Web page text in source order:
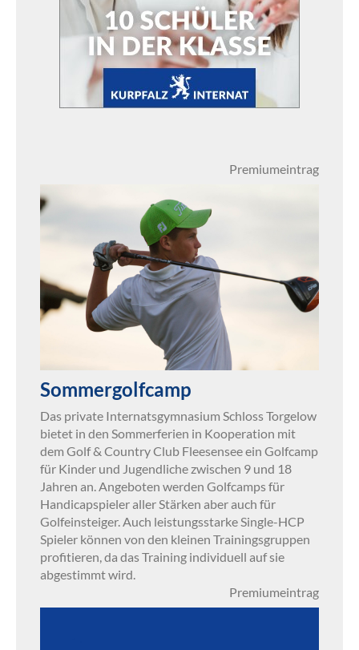
Premiumeintrag
Sommergolfcamp
Das private Internatsgymnasium Schloss Torgelow
bietet in den Sommerferien in Kooperation mit
dem Golf & Country Club Fleesensee ein Golfcamp
für Kinder und Jugendliche zwischen 9 und 18
Jahren an. Angeboten werden Golfcamps für
Handicapspieler aller Stärken aber auch für
Golfeinsteiger. Auch leistungsstarke Single-HCP
Spieler können von den kleinen Trainingsgruppen
profitieren, da das Training individuell auf sie
abgestimmt wird.
Premiumeintrag